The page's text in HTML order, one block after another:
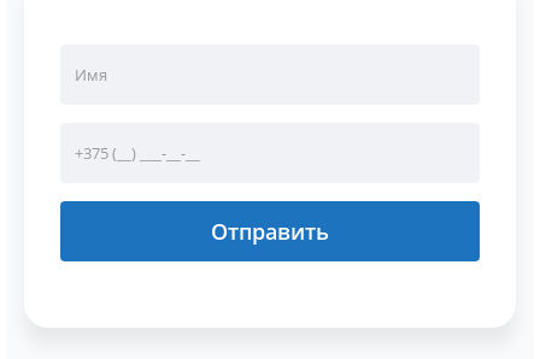
Отправить